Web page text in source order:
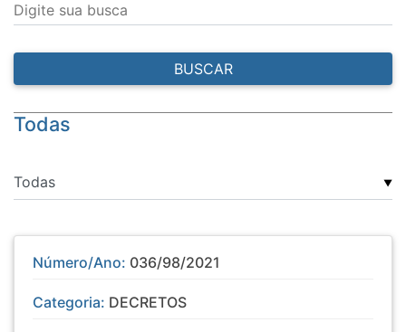
Digite sua busca
BUSCAR
Todas
▼
Número/Ano: 036/98/2021
Categoria: DECRETOS